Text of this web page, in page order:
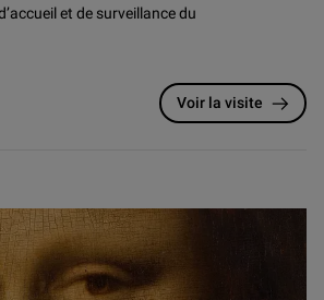
et de surveillance du
Voir la visite